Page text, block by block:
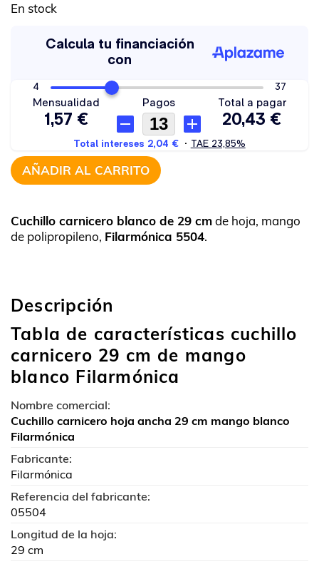
En stock
AÑADIR AL CARRITO
Cuchillo carnicero blanco de 29 cmde hoja, mango
de polipropileno, Filarmónica 5504.
Descripción
Tabla de características cuchillo
carnicero 29 cm de mango
blanco Filarmónica
Nombre comercial:
Cuchillo carnicero hoja ancha 29 cm mango blanco
Filarmónica
Fabricante:
Filarmónica
Referencia del fabricante:
05504
Longitud de la hoja:
29 cm